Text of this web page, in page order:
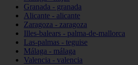
Granada - granada
Alicante - alicante
Zaragoza - zaragoza
Illes-balears - palma-de-mallorca
Las-palmas - teguise
Málaga - málaga
Valencia - valencia